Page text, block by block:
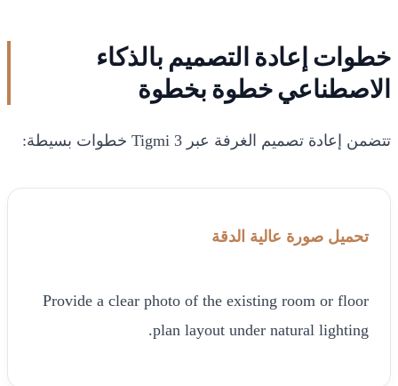
خطوات إعادة التصميم بالذكاء
الاصطناعي خطوة بخطوة
تتضمن إعادة تصميم الغرفة عبر Tigmi 3 خطوات بسيطة:
تحميل صورة عالية الدقة
Provide a clear photo of the existing room or floor
plan layout under natural lighting.